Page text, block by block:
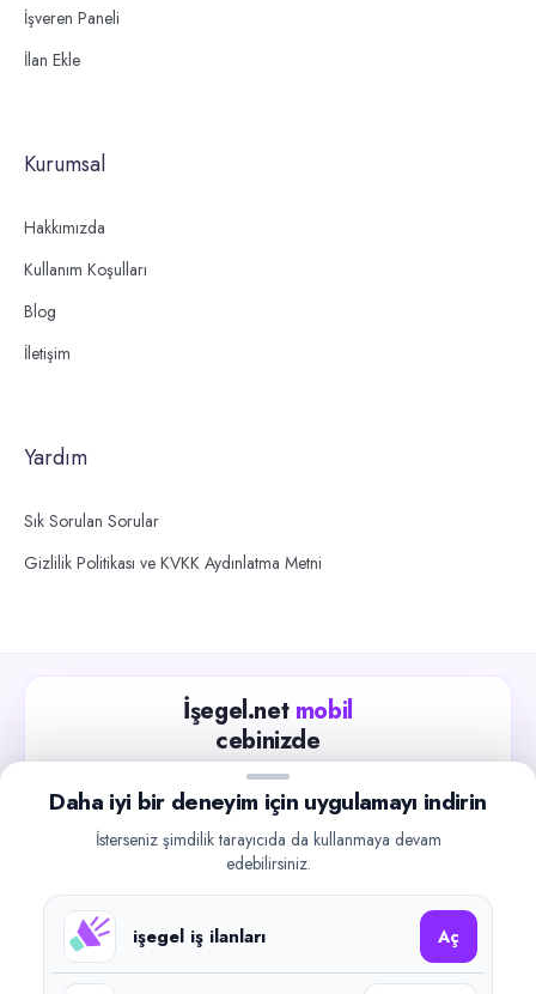
İşveren Paneli
İlan Ekle
Kurumsal
Hakkımızda
Kullanım Koşulları
Blog
İletişim
Yardım
Sık Sorulan Sorular
Gizlilik Politikası ve KVKK Aydınlatma Metni
İşegel.net mobil
cebinizde
Güncel iş ilanlarını takip edin, işverenlerle hızlıca
iletişime geçin.
Google Play
Daha iyi bir deneyim için uygulamayı indirin
İsterseniz şimdilik tarayıcıda da kullanmaya devam
edebilirsiniz.
işegel iş ilanları Aç